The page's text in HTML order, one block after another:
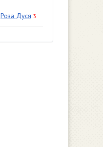
Роза Дуся 3